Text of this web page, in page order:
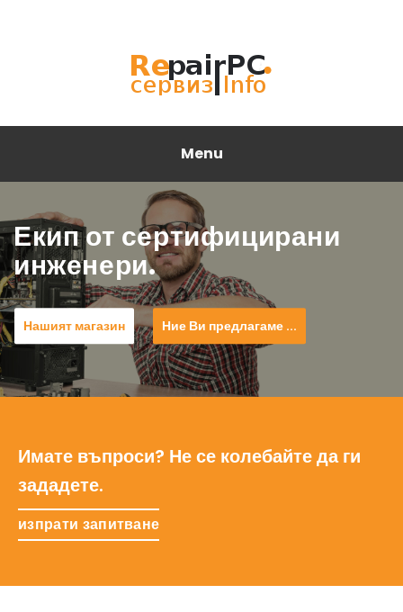
Menu
Екип от сертифицирани
инженери.
Нашият магазин Ние Ви предлагаме ...
Имате въпроси? Не се колебайте да ги
зададете.
изпрати запитване